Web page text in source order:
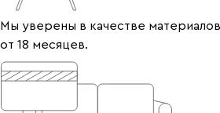
Мы уверены в качестве
от 18 месяцев.